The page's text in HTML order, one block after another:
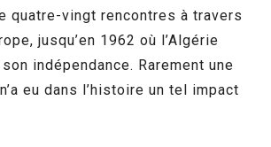
quatre-vingt rencontres à travers
jusqu’en 1962 où l’Algérie
indépendance. Rarement une
eu dans l’histoire un tel impact